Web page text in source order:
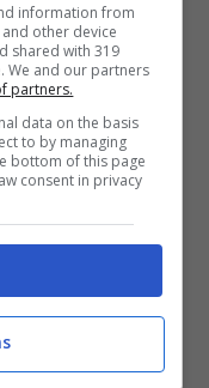
21 Dicembre 2025
information from
other device
shared with 319
We and our partners
partners.
data on the basis
to by managing
bottom of this page
consent in privacy